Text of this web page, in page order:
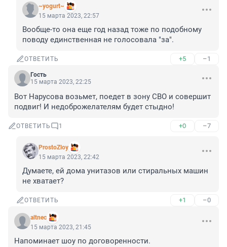
~yogurt~
15 марта 2023, 22:57
Вообще-то она еще год назад тоже по подобному
поводу единственная не голосовала "за".
ОТВЕТИТЬ +5 –1
Гость
15 марта 2023, 22:25
Вот Нарусова возьмет, поедет в зону СВО и совершит
подвиг! И недоброжелателям будет стыдно!
ОТВЕТИТЬ 1 +0 –7
ProstoZloy
15 марта 2023, 22:42
Думаете, ей дома унитазов или стиральных машин
не хватает?
ОТВЕТИТЬ +1 –0
altnec
15 марта 2023, 21:45
Напоминает шоу по договоренности.